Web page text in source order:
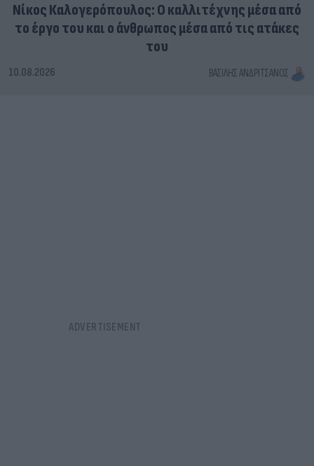
Νίκος Καλογερόπουλος: Ο καλλιτέχνης μέσα από
το έργο του και ο άνθρωπος μέσα από τις ατάκες
του
10.08.2026 ΒΑΣΊΛΗΣ ΑΝΔΡΙΤΣΆΝΟΣ